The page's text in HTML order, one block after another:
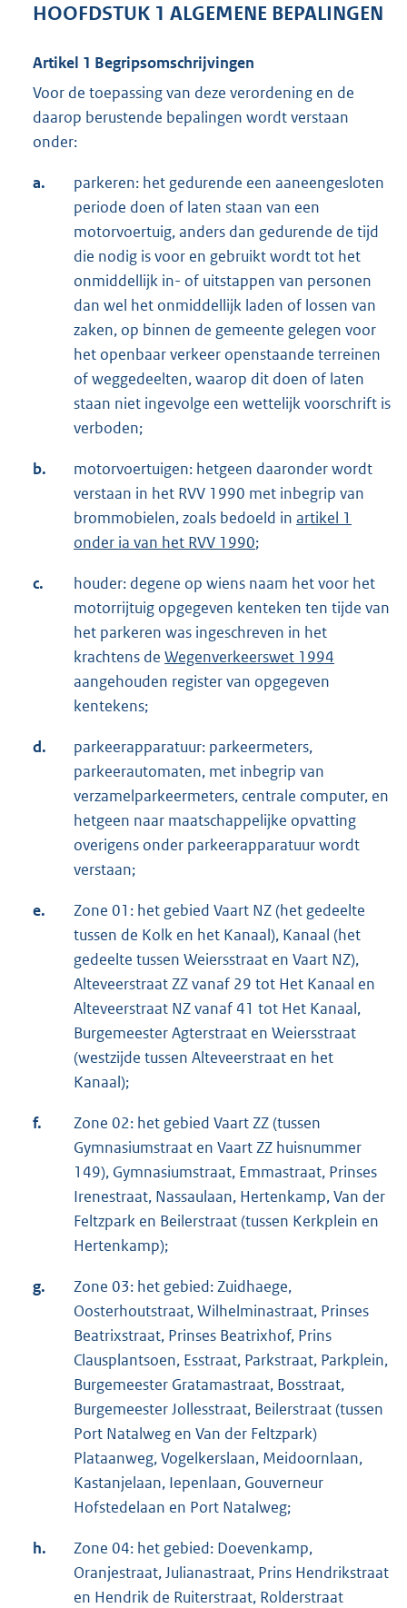
HOOFDSTUK 1 ALGEMENE BEPALINGEN
Artikel 1 Begripsomschrijvingen
Voor de toepassing van deze verordening en de
daarop berustende bepalingen wordt verstaan
onder:
a.
parkeren: het gedurende een aaneengesloten
periode doen of laten staan van een
motorvoertuig, anders dan gedurende de tijd
die nodig is voor en gebruikt wordt tot het
onmiddellijk in- of uitstappen van personen
dan wel het onmiddellijk laden of lossen van
zaken, op binnen de gemeente gelegen voor
het openbaar verkeer openstaande terreinen
of weggedeelten, waarop dit doen of laten
staan niet ingevolge een wettelijk voorschrift is
verboden;
b.
motorvoertuigen: hetgeen daaronder wordt
verstaan in het RVV 1990 met inbegrip van
brommobielen, zoals bedoeld in artikel 1
onder ia van het RVV 1990;
c.
houder: degene op wiens naam het voor het
motorrijtuig opgegeven kenteken ten tijde van
het parkeren was ingeschreven in het
krachtens de Wegenverkeerswet 1994
aangehouden register van opgegeven
kentekens;
d.
parkeerapparatuur: parkeermeters,
parkeerautomaten, met inbegrip van
verzamelparkeermeters, centrale computer, en
hetgeen naar maatschappelijke opvatting
overigens onder parkeerapparatuur wordt
verstaan;
e.
Zone 01: het gebied Vaart NZ (het gedeelte
tussen de Kolk en het Kanaal), Kanaal (het
gedeelte tussen Weiersstraat en Vaart NZ),
Alteveerstraat ZZ vanaf 29 tot Het Kanaal en
Alteveerstraat NZ vanaf 41 tot Het Kanaal,
Burgemeester Agterstraat en Weiersstraat
(westzijde tussen Alteveerstraat en het
Kanaal);
f.
Zone 02: het gebied Vaart ZZ (tussen
Gymnasiumstraat en Vaart ZZ huisnummer
149), Gymnasiumstraat, Emmastraat, Prinses
Irenestraat, Nassaulaan, Hertenkamp, Van der
Feltzpark en Beilerstraat (tussen Kerkplein en
Hertenkamp);
g.
Zone 03: het gebied: Zuidhaege,
Oosterhoutstraat, Wilhelminastraat, Prinses
Beatrixstraat, Prinses Beatrixhof, Prins
Clausplantsoen, Esstraat, Parkstraat, Parkplein,
Burgemeester Gratamastraat, Bosstraat,
Burgemeester Jollesstraat, Beilerstraat (tussen
Port Natalweg en Van der Feltzpark)
Plataanweg, Vogelkerslaan, Meidoornlaan,
Kastanjelaan, Iepenlaan, Gouverneur
Hofstedelaan en Port Natalweg;
h.
Zone 04: het gebied: Doevenkamp,
Oranjestraat, Julianastraat, Prins Hendrikstraat
en Hendrik de Ruiterstraat, Rolderstraat